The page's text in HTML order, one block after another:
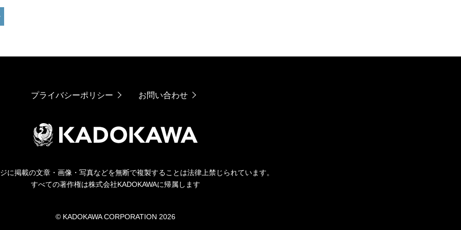
プライバシーポリシー お問い合わせ
に掲載の文章・画像・写真などを無断で複製することは法律上禁じられています。
すべての著作権は株式会社KADOKAWAに帰属します
© KADOKAWA CORPORATION 2026